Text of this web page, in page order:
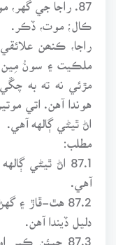
ڪال؛ موت، ڏڪر.
راجا، ڪنھن
ملڪيت ۽ سونُ
مڙئي نه ته به
هوندا آهن. اتي
اڻ ٿيڻي ڳالهه آهي.
مطلب:
87.1 اڻ ٿيڻي
آهي.
87.2 هٿ-ڦاڙ ۽
دليل ڏيندا آهن.
87.3 جيئن